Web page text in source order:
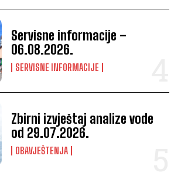
Servisne informacije –
06.08.2026.
SERVISNE INFORMACIJE
Zbirni izvještaj analize vode
od 29.07.2026.
OBAVJEŠTENJA